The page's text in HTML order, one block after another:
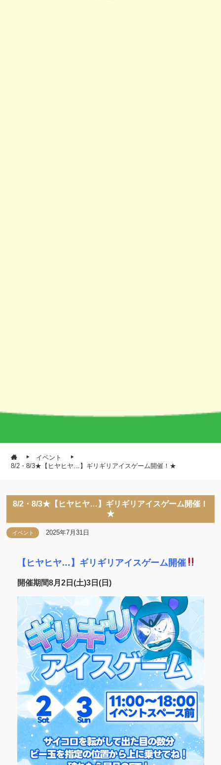
イベント
8/2・8/3★【ヒヤヒヤ…】ギリギリアイスゲーム開催！★
8/2・8/3★【ヒヤヒヤ…】ギリギリアイスゲーム開催！
★
イベント 2025年7月31日
【ヒヤヒヤ…】ギリギリアイスゲーム開催
開催期間8月2日(土)3日(日)